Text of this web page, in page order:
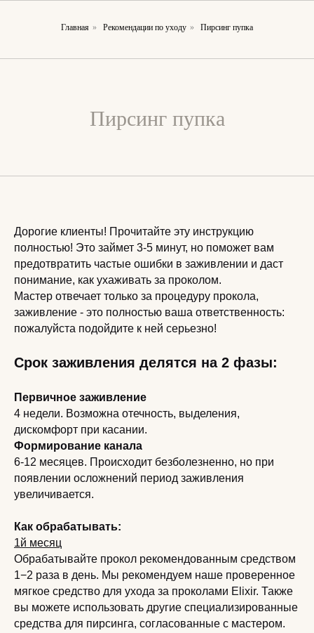
Главная » Рекомендации по уходу » Пирсинг пупка
Пирсинг пупка
Дорогие клиенты! Прочитайте эту инструкцию
полностью! Это займет 3-5 минут, но поможет вам
предотвратить частые ошибки в заживлении и даст
понимание, как ухаживать за проколом.
Мастер отвечает только за процедуру прокола,
заживление - это полностью ваша ответственность:
пожалуйста подойдите к ней серьезно!
Срок заживления делятся на 2 фазы:
Первичное заживление
4 недели. Возможна отечность, выделения,
дискомфорт при касании.
Формирование канала
6-12 месяцев. Происходит безболезненно, но при
появлении осложнений период заживления
увеличивается.
Как обрабатывать:
1й месяц
Обрабатывайте прокол рекомендованным средством
1−2 раза в день. Мы рекомендуем наше проверенное
мягкое средство для ухода за проколами Elixir. Также
вы можете использовать другие специализированные
средства для пирсинга, согласованные с мастером.